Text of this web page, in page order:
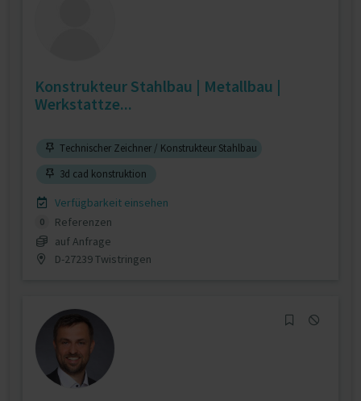
Konstrukteur Stahlbau | Metallbau |
Werkstattze...
Technischer Zeichner / Konstrukteur Stahlbau
3d cad konstruktion
Verfügbarkeit einsehen
0
Referenzen
auf Anfrage
D-27239 Twistringen